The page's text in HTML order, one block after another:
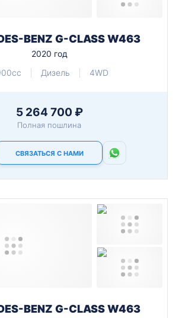
BENZ G-CLASS W463
2020 год
Дизель 4WD
5 264 700 ₽
Полная пошлина
СВЯЗАТЬСЯ С НАМИ
BENZ G-CLASS W463